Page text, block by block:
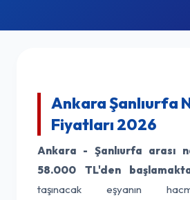
Ankara Şanlıurfa
Fiyatları 2026
Ankara - Şanlıurfa arası
58.000 TL'den
taşınacak eşyanın